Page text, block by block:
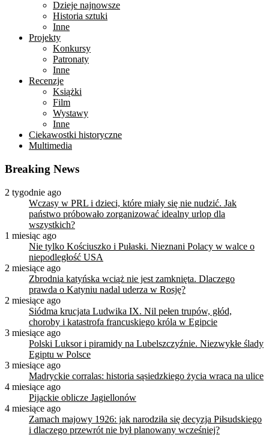
Dzieje najnowsze
Historia sztuki
Inne
Projekty
Konkursy
Patronaty
Inne
Recenzje
Książki
Film
Wystawy
Inne
Ciekawostki historyczne
Multimedia
Breaking News
2 tygodnie ago
Wczasy w PRL i dzieci, które miały się nie nudzić. Jak
państwo próbowało zorganizować idealny urlop dla
wszystkich?
1 miesiąc ago
Nie tylko Kościuszko i Pułaski. Nieznani Polacy w walce o
niepodległość USA
2 miesiące ago
Zbrodnia katyńska wciąż nie jest zamknięta. Dlaczego
prawda o Katyniu nadal uderza w Rosję?
2 miesiące ago
Siódma krucjata Ludwika IX. Nil pełen trupów, głód,
choroby i katastrofa francuskiego króla w Egipcie
3 miesiące ago
Polski Luksor i piramidy na Lubelszczyźnie. Niezwykłe ślady
Egiptu w Polsce
3 miesiące ago
Madryckie corralas: historia sąsiedzkiego życia wraca na ulice
4 miesiące ago
Pijackie oblicze Jagiellonów
4 miesiące ago
Zamach majowy 1926: jak narodziła się decyzja Piłsudskiego
i dlaczego przewrót nie był planowany wcześniej?